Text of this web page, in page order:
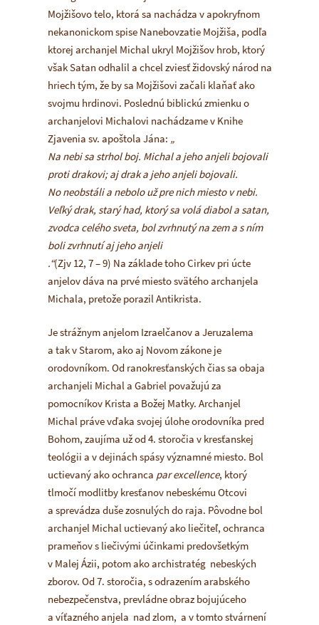
Mojžišovo telo, ktorá sa nachádza v apokryfnom
nekanonickom spise Nanebovzatie Mojžiša, podľa
ktorej archanjel Michal ukryl Mojžišov hrob, ktorý
však Satan odhalil a chcel zviesť židovský národ na
hriech tým, že by sa Mojžišovi začali klaňať ako
svojmu hrdinovi. Poslednú biblickú zmienku o
archanjelovi Michalovi nachádzame v Knihe
Zjavenia sv. apoštola Jána: „
Na nebi sa strhol boj. Michal a jeho anjeli bojovali
proti drakovi; aj drak a jeho anjeli bojovali.
No neobstáli a nebolo už pre nich miesto v nebi.
Veľký drak, starý had, ktorý sa volá diabol a satan,
zvodca celého sveta, bol zvrhnutý na zem a s ním
boli zvrhnutí aj jeho anjeli
.“(Zjv 12, 7 – 9) Na základe toho Cirkev pri úcte
anjelov dáva na prvé miesto svätého archanjela
Michala, pretože porazil Antikrista.
Je strážnym anjelom Izraelčanov a Jeruzalema
a tak v Starom, ako aj Novom zákone je
orodovníkom. Od ranokresťanských čias sa obaja
archanjeli Michal a Gabriel považujú za
pomocníkov Krista a Božej Matky. Archanjel
Michal práve vďaka svojej úlohe orodovníka pred
Bohom, zaujíma už od 4. storočia v kresťanskej
teológii a v dejinách spásy významné miesto. Bol
uctievaný ako ochranca par excellence, ktorý
tlmočí modlitby kresťanov nebeskému Otcovi
a sprevádza duše zosnulých do raja. Pôvodne bol
archanjel Michal uctievaný ako liečiteľ, ochranca
prameňov s liečivými účinkami predovšetkým
v Malej Ázii, potom ako archistratég nebeských
zborov. Od 7. storočia, s odrazením arabského
nebezpečenstva, prevládne obraz bojujúceho
a víťazného anjela nad zlom, a v tomto stvárnení